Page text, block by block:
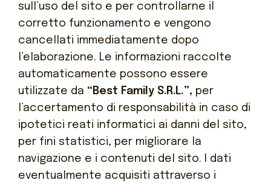
sull’uso del sito e per controllarne il
corretto funzionamento e vengono
cancellati immediatamente dopo
l’elaborazione. Le informazioni raccolte
automaticamente possono essere
utilizzate da “Best Family S.R.L.”, per
l’accertamento di responsabilità in caso di
ipotetici reati informatici ai danni del sito,
per fini statistici, per migliorare la
navigazione e i contenuti del sito. I dati
eventualmente acquisiti attraverso i